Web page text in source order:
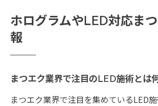
ホログラムやLED対応ま
報
まつエク業界で注目のLED施術とは
まつエク業界で注目を集めているLED